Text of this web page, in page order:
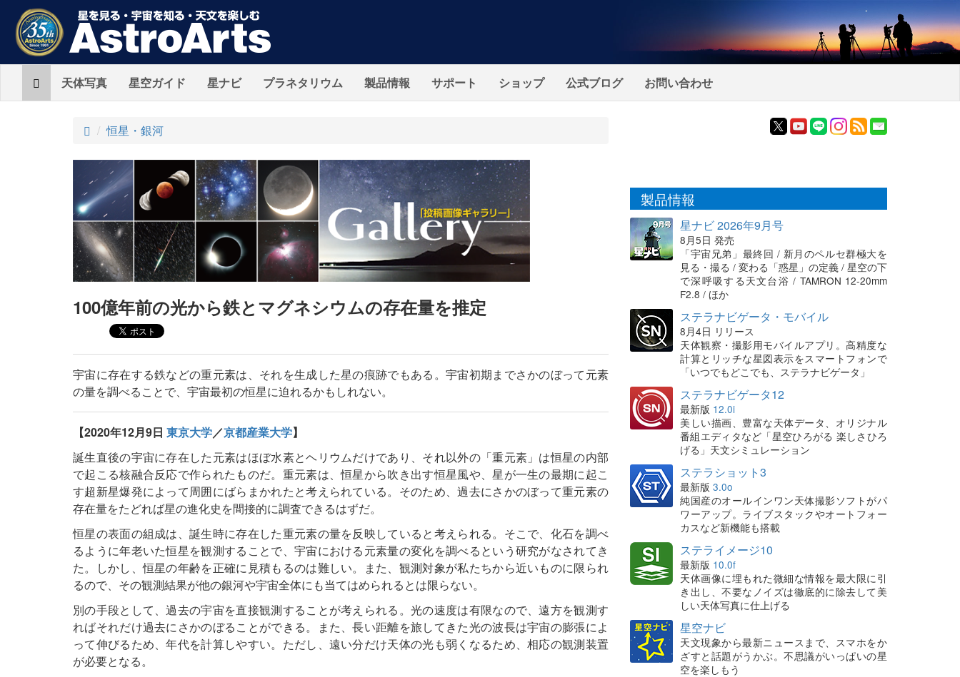
Home天体写真 星空ガイド 星ナビ プラネタリウム 製品情報 サポート ショップ 公式ブログ お問い合わせ
ト
プ
恒星・銀河
100億年前の光から鉄とマグネシウムの存在量を推定
宇宙に存在する鉄などの重元素は、それを生成した星の痕跡でもある。宇宙初期までさかのぼって元素
の量を調べることで、宇宙最初の恒星に迫れるかもしれない。
【2020年12月9日 東京大学／京都産業大学】
誕生直後の宇宙に存在した元素はほぼ水素とヘリウムだけであり、それ以外の「重元素」は恒星の内部
で起こる核融合反応で作られたものだ。重元素は、恒星から吹き出す恒星風や、星が一生の最期に起こ
す超新星爆発によって周囲にばらまかれたと考えられている。そのため、過去にさかのぼって重元素の
存在量をたどれば星の進化史を間接的に調査できるはずだ。
恒星の表面の組成は、誕生時に存在した重元素の量を反映していると考えられる。そこで、化石を調べ
るように年老いた恒星を観測することで、宇宙における元素量の変化を調べるという研究がなされてき
た。しかし、恒星の年齢を正確に見積もるのは難しい。また、観測対象が私たちから近いものに限られ
るので、その観測結果が他の銀河や宇宙全体にも当てはめられるとは限らない。
別の手段として、過去の宇宙を直接観測することが考えられる。光の速度は有限なので、遠方を観測す
ればそれだけ過去にさかのぼることができる。また、長い距離を旅してきた光の波長は宇宙の膨張によ
って伸びるため、年代を計算しやすい。ただし、遠い分だけ天体の光も弱くなるため、相応の観測装置
が必要となる。
製品情報
星ナビ 2026年9月号
8月5日 発売
「宇宙兄弟」最終回 / 新月のペルセ群極大を
見る・撮る / 変わる「惑星」の定義 / 星空の下
で深呼吸する天文台浴 / TAMRON 12-20mm
F2.8 / ほか
ステラナビゲータ・モバイル
8月4日 リリース
天体観察・撮影用モバイルアプリ。高精度な
計算とリッチな星図表示をスマートフォンで
「いつでもどこでも、ステラナビゲータ」
ステラナビゲータ12
最新版 12.0i
美しい描画、豊富な天体データ、オリジナル
番組エディタなど「星空ひろがる 楽しさひろ
げる」天文シミュレーション
ステラショット3
最新版 3.0o
純国産のオールインワン天体撮影ソフトがパ
ワーアップ。ライブスタックやオートフォー
カスなど新機能も搭載
ステライメージ10
最新版 10.0f
天体画像に埋もれた微細な情報を最大限に引
き出し、不要なノイズは徹底的に除去して美
しい天体写真に仕上げる
星空ナビ
天文現象から最新ニュースまで、スマホをか
ざすと話題がうかぶ。不思議がいっぱいの星
空を楽しもう